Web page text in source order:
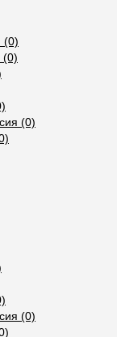
(0)
(0)
(0)
(0)